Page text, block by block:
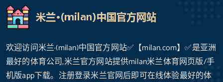
欢迎访问米兰·(milan)中国官方网站✅【milan.com】✅是亚洲
最好的体育公司,米兰官方网站提供milan米兰体育网页版/手
机版app下载。注册登录米兰官网后即可在线体验最好的体